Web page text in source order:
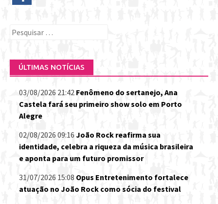
Pesquisar
ÚLTIMAS NOTÍCIAS
03/08/2026 21:42 Fenômeno do sertanejo, Ana
Castela fará seu primeiro show solo em Porto
Alegre
02/08/2026 09:16 João Rock reafirma sua
identidade, celebra a riqueza da música brasileira
e aponta para um futuro promissor
31/07/2026 15:08 Opus Entretenimento fortalece
atuação no João Rock como sócia do festival